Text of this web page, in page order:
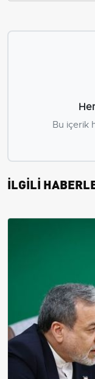
Bu içerik
İLGİLİ